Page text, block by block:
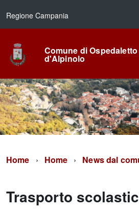
Regione Campania
Comune di Ospedaletto
d'Alpinolo
Home Home News dal
Trasporto